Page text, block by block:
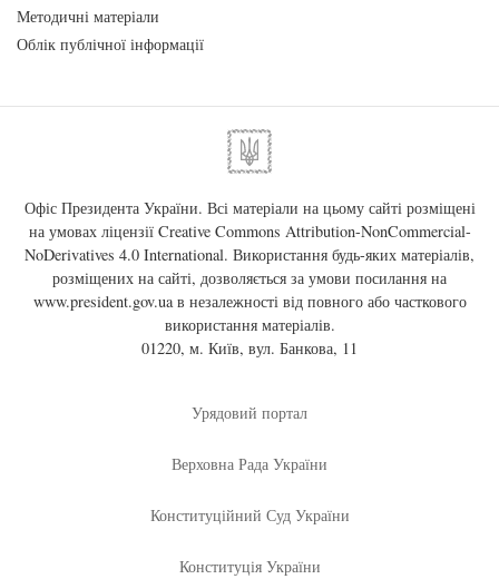
Методичні матеріали
Облік публічної інформації
Офіс Президента України. Всі матеріали на цьому сайті розміщені
на умовах ліцензії Creative Commons Attribution-NonCommercial-
NoDerivatives 4.0 International. Використання будь-яких матеріалів,
розміщених на сайті, дозволяється за умови посилання на
www.president.gov.uaв незалежності від повного або часткового
використання матеріалів.
01220, м. Київ, вул. Банкова, 11
Урядовий портал
Верховна Рада України
Конституційний Суд України
Конституція України